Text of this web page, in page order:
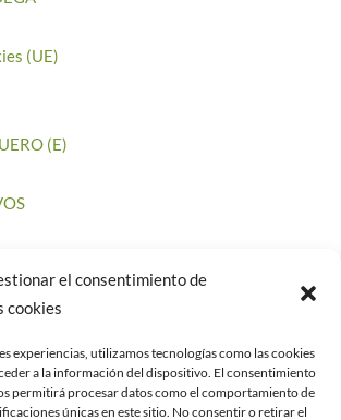
el consentimiento de
cookies
experiencias, utilizamos tecnologías como las cookies
a la información del dispositivo. El consentimiento
permitirá procesar datos como el comportamiento de
únicas en este sitio. No consentir o retirar el
(UE)
(E)